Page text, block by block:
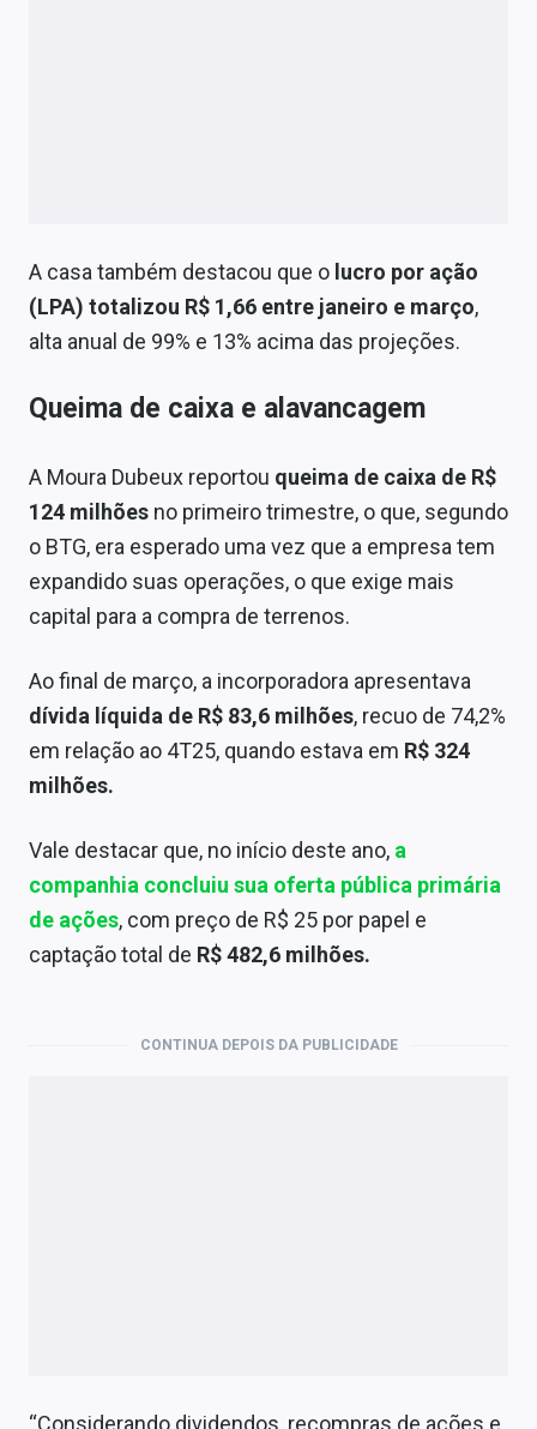
A casa também destacou que o lucro por ação
(LPA) totalizou R$ 1,66 entre janeiro e março,
alta anual de 99% e 13% acima das projeções.
Queima de caixa e alavancagem
A Moura Dubeux reportou queima de caixa de R$
124 milhões no primeiro trimestre, o que, segundo
o BTG, era esperado uma vez que a empresa tem
expandido suas operações, o que exige mais
capital para a compra de terrenos.
Ao final de março, a incorporadora apresentava
dívida líquida de R$ 83,6 milhões, recuo de 74,2%
em relação ao 4T25, quando estava em R$ 324
milhões.
Vale destacar que, no início deste ano, a
companhia concluiu sua oferta pública primária
de ações, com preço de R$ 25 por papel e
captação total de R$ 482,6 milhões.
CONTINUA DEPOIS DA PUBLICIDADE